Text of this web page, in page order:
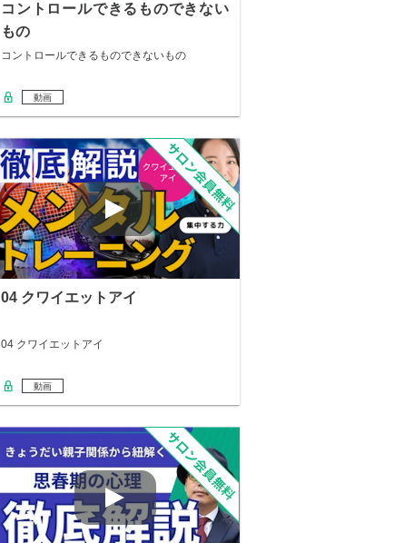
コントロールできるものできない
もの
コントロールできるものできないもの
動画
04 クワイエットアイ
04 クワイエットアイ
動画